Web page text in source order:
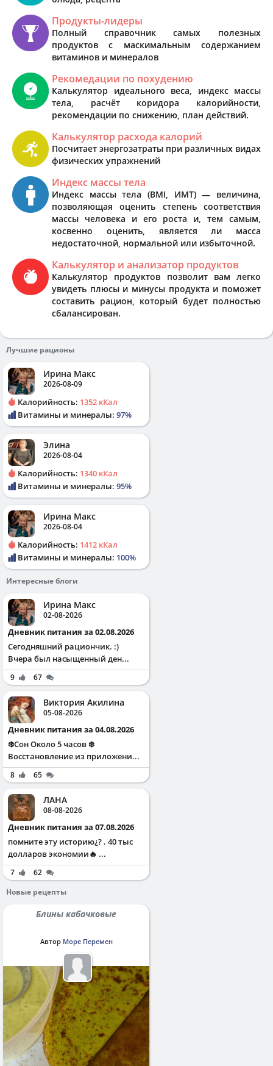
Продукты-лидеры
Полный справочник самых полезных
продуктов с маскимальным содержанием
витаминов и минералов
Рекомедации по похудению
Калькулятор идеального веса, индекс массы
тела, расчёт коридора калорийности,
рекомендации по снижению, план действий.
Калькулятор расхода калорий
Посчитает энергозатраты при различных видах
физических упражнений
Индекс массы тела
Индекс массы тела (BMI, ИМТ) — величина,
позволяющая оценить степень соответствия
массы человека и его роста и, тем самым,
косвенно оценить, является ли масса
недостаточной, нормальной или избыточной.
Калькулятор и анализатор продуктов
Калькулятор продуктов позволит вам легко
увидеть плюсы и минусы продукта и поможет
составить рацион, который будет полностью
сбалансирован.
Лучшие рационы
Ирина Макс
2026-08-09
Калорийность: 1352 кКал
Витамины и минералы: 97%
Элина
2026-08-04
Калорийность: 1340 кКал
Витамины и минералы: 95%
Ирина Макс
2026-08-04
Калорийность: 1412 кКал
Витамины и минералы: 100%
Интересные блоги
Ирина Макс
02-08-2026
Дневник питания за 02.08.2026
Сегодняшний рациончик. :)
Вчера был насыщенный ден...
9 67
Виктория Акилина
05-08-2026
Дневник питания за 04.08.2026
❄️Сон Около 5 часов ❄️
Восстановление из приложени...
8 65
ЛАНА
08-08-2026
Дневник питания за 07.08.2026
помните эту историю¿? . 40 тыс
долларов экономии🔥 ...
7
62
Новые рецепты
Блины кабачковые
Автор Море Перемен